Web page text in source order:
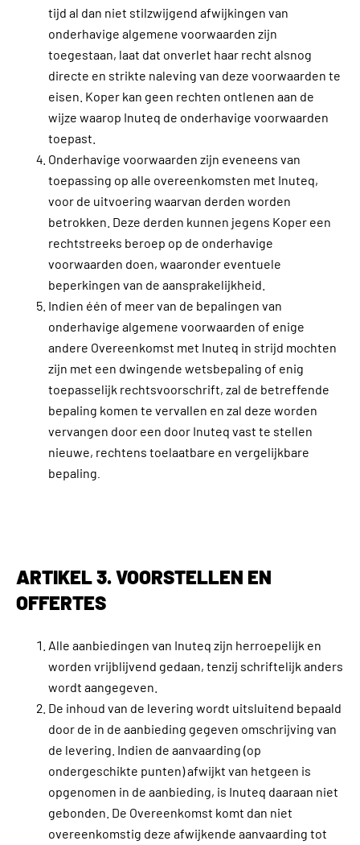
tijd al dan niet stilzwijgend afwijkingen van
onderhavige algemene voorwaarden zijn
toegestaan, laat dat onverlet haar recht alsnog
directe en strikte naleving van deze voorwaarden te
eisen. Koper kan geen rechten ontlenen aan de
wijze waarop Inuteq de onderhavige voorwaarden
toepast.
Onderhavige voorwaarden zijn eveneens van
toepassing op alle overeenkomsten met Inuteq,
voor de uitvoering waarvan derden worden
betrokken. Deze derden kunnen jegens Koper een
rechtstreeks beroep op de onderhavige
voorwaarden doen, waaronder eventuele
beperkingen van de aansprakelijkheid.
Indien één of meer van de bepalingen van
onderhavige algemene voorwaarden of enige
andere Overeenkomst met Inuteq in strijd mochten
zijn met een dwingende wetsbepaling of enig
toepasselijk rechtsvoorschrift, zal de betreffende
bepaling komen te vervallen en zal deze worden
vervangen door een door Inuteq vast te stellen
nieuwe, rechtens toelaatbare en vergelijkbare
bepaling
ARTIKEL 3. VOORSTELLEN EN
OFFERTES
Alle aanbiedingen van Inuteq zijn herroepelijk en
worden vrijblijvend gedaan, tenzij schriftelijk anders
wordt aangegeven.
De inhoud van de levering wordt uitsluitend bepaald
door de in de aanbieding gegeven omschrijving van
de levering. Indien de aanvaarding (op
ondergeschikte punten) afwijkt van hetgeen is
opgenomen in de aanbieding, is Inuteq daaraan niet
gebonden. De Overeenkomst komt dan niet
overeenkomstig deze afwijkende aanvaarding tot